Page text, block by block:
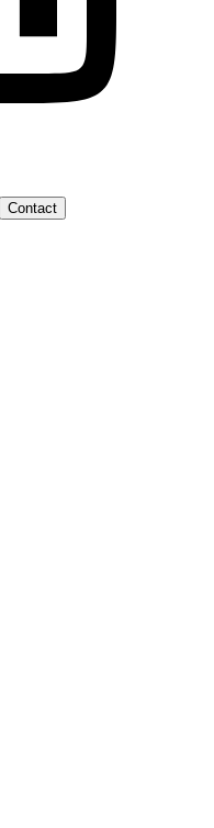
Contact